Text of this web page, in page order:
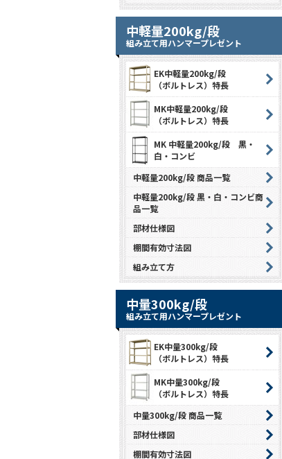
中軽量200kg/段
組み立て用ハンマープレゼント
EK中軽量200kg/段
（ボルトレス）特長
MK中軽量200kg/段
（ボルトレス）特長
MK 中軽量200kg/段 黒・
白・コンビ
中軽量200kg/段 商品一覧
中軽量200kg/段 黒・白・コンビ商
品一覧
部材仕様図
棚間有効寸法図
組み立て方
中量300kg/段
組み立て用ハンマープレゼント
EK中量300kg/段
（ボルトレス）特長
MK中量300kg/段
（ボルトレス）特長
中量300kg/段 商品一覧
部材仕様図
棚間有効寸法図